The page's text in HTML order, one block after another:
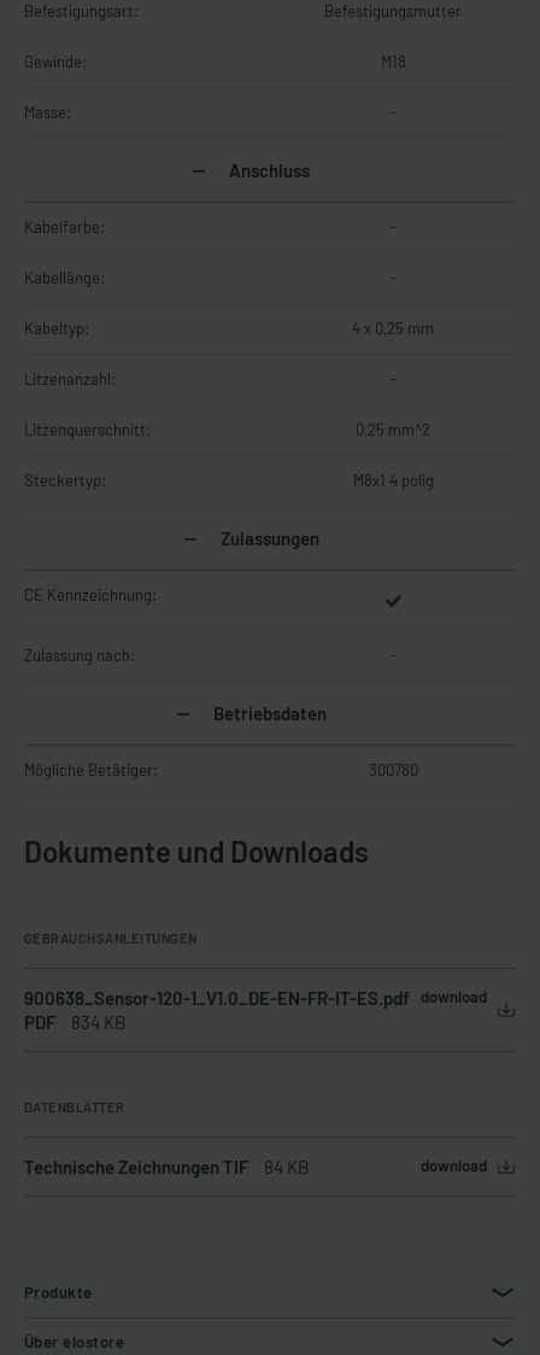
Befestigungsart: Befestigungsmutter
Gewinde: M18
Masse: -
Anschluss
Kabelfarbe: -
Kabellänge: -
Kabeltyp: 4 x 0,25 mm
Litzenanzahl: -
Litzenquerschnitt: 0,25 mm^2
Steckertyp: M8x1 4 polig
Zulassungen
CE Kennzeichnung:
Zulassung nach: -
Betriebsdaten
Mögliche Betätiger: 300780
Dokumente und Downloads
GEBRAUCHSANLEITUNGEN
900638_Sensor-120-1_V1.0_DE-EN-FR-IT-ES.pdf
PDF
834 KB
download
DATENBLÄTTER
Technische Zeichnungen TIF 84 KB download
Produkte
Über elostore